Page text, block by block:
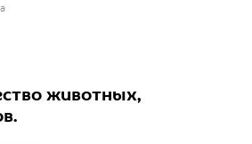
животных,